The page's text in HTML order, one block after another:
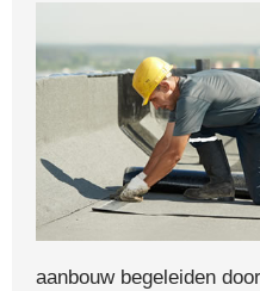
aanbouw begeleiden